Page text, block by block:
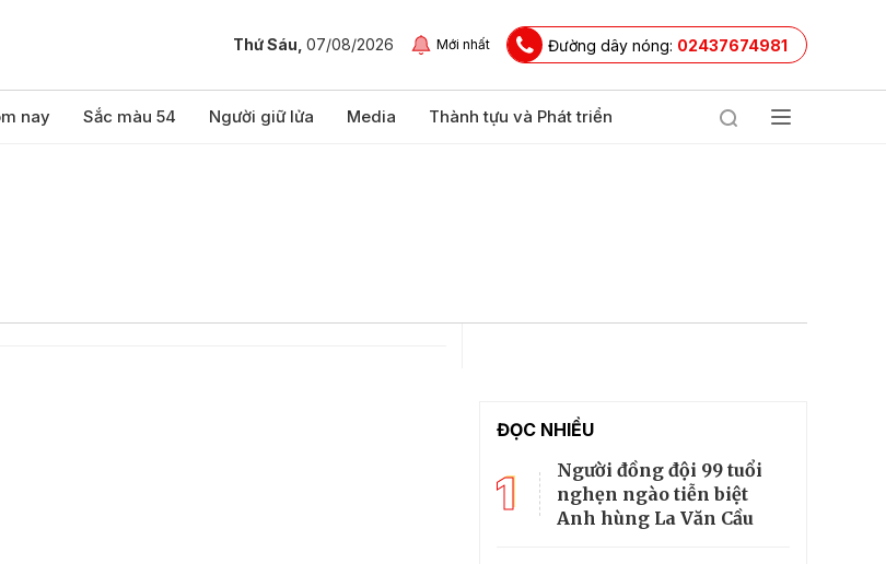
Thứ Sáu, 07/08/2026 Mới nhất Đường dây nóng: 02437674981
nay Sắc màu 54 Người giữ lửa Media Thành tựu và Phát triển
ĐỌC NHIỀU
1
Người đồng đội 99 tuổi
nghẹn ngào tiễn biệt
Anh hùng La Văn Cầu